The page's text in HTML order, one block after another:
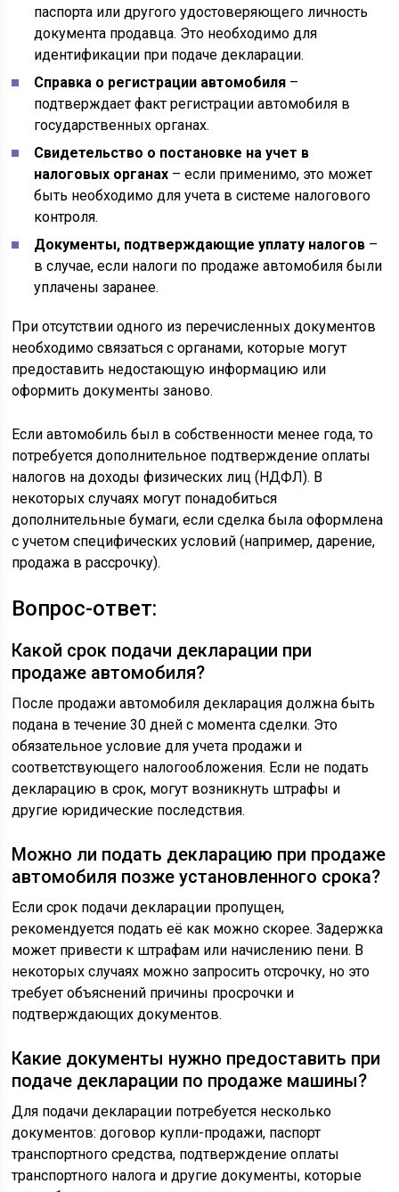
паспорта или другого удостоверяющего личность
документа продавца. Это необходимо для
идентификации при подаче декларации.
Справка о регистрации автомобиля –
подтверждает факт регистрации автомобиля в
государственных органах.
Свидетельство о постановке на учет в
налоговых органах – если применимо, это может
быть необходимо для учета в системе налогового
контроля.
Документы, подтверждающие уплату налогов –
в случае, если налоги по продаже автомобиля были
уплачены заранее.
При отсутствии одного из перечисленных документов
необходимо связаться с органами, которые могут
предоставить недостающую информацию или
оформить документы заново.
Если автомобиль был в собственности менее года, то
потребуется дополнительное подтверждение оплаты
налогов на доходы физических лиц (НДФЛ). В
некоторых случаях могут понадобиться
дополнительные бумаги, если сделка была оформлена
с учетом специфических условий (например, дарение,
продажа в рассрочку).
Вопрос-ответ:
Какой срок подачи декларации при
продаже автомобиля?
После продажи автомобиля декларация должна быть
подана в течение 30 дней с момента сделки. Это
обязательное условие для учета продажи и
соответствующего налогообложения. Если не подать
декларацию в срок, могут возникнуть штрафы и
другие юридические последствия.
Можно ли подать декларацию при продаже
автомобиля позже установленного срока?
Если срок подачи декларации пропущен,
рекомендуется подать её как можно скорее. Задержка
может привести к штрафам или начислению пени. В
некоторых случаях можно запросить отсрочку, но это
требует объяснений причины просрочки и
подтверждающих документов.
Какие документы нужно предоставить при
подаче декларации по продаже машины?
Для подачи декларации потребуется несколько
документов: договор купли-продажи, паспорт
транспортного средства, подтверждение оплаты
транспортного налога и другие документы, которые